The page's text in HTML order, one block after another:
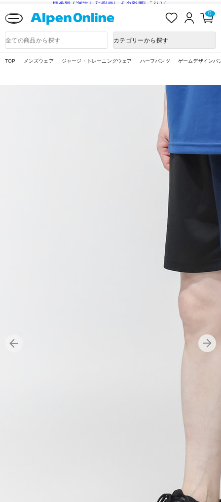
熊本県で発生した地震による影響について
入
ロ
ン
0
品
検
カテゴリーから探す
TOP メンズウェア ジャージ・トレーニングウェア ハーフパンツ ゲームデザインパ